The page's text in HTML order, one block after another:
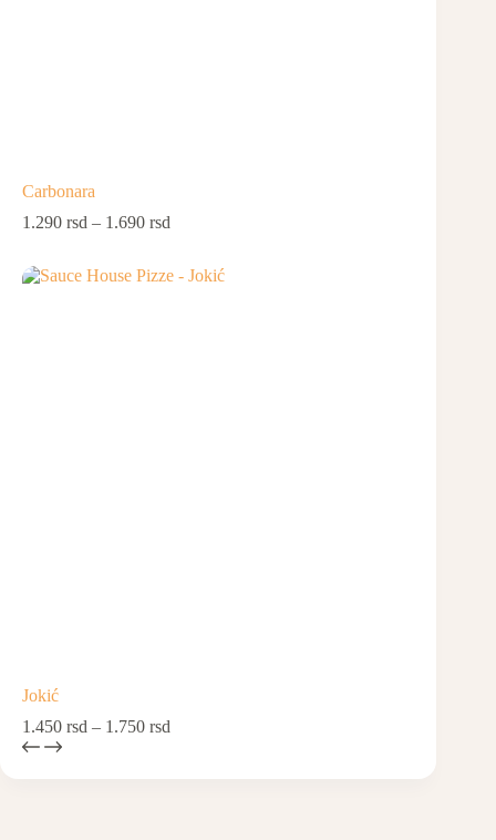
Carbonara
1.290 rsd – 1.690 rsd
Jokić
1.450 rsd – 1.750 rsd